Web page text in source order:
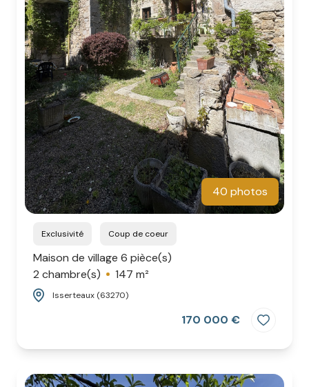
40 photos
Exclusivité Coup de coeur
Maison de village 6 pièce(s)
2 chambre(s)
147 m²
Isserteaux (63270)
170 000 €